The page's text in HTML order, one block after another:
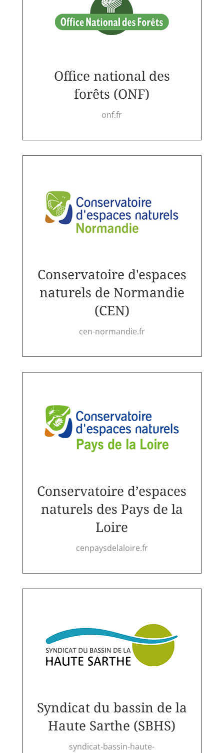
Office national des
forêts (ONF)
onf.fr
Conservatoire d'espaces
naturels de Normandie
(CEN)
cen-normandie.fr
Conservatoire d’espaces
naturels des Pays de la
Loire
cenpaysdelaloire.fr
Syndicat du bassin de la
Haute Sarthe (SBHS)
syndicat-bassin-haute-